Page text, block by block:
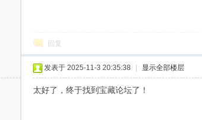
回复
发表于 2025-11-3 20:35:38 显示全部楼层
太好了，终于找到宝藏论坛了！